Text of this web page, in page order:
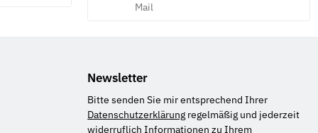
Mail
Newsletter
Bitte senden Sie mir entsprechend Ihrer
Datenschutzerklärung regelmäßig und jederzeit
widerruflich Informationen zu Ihrem